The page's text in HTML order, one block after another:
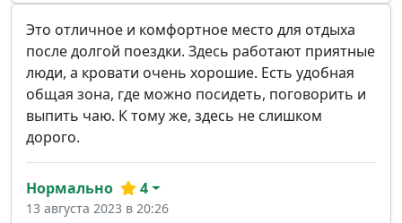
Это отличное и комфортное место для отдыха
после долгой поездки. Здесь работают приятные
люди, а кровати очень хорошие. Есть удобная
общая зона, где можно посидеть, поговорить и
выпить чаю. К тому же, здесь не слишком
дорого.
Нормально 4
13 августа 2023 в 20:26